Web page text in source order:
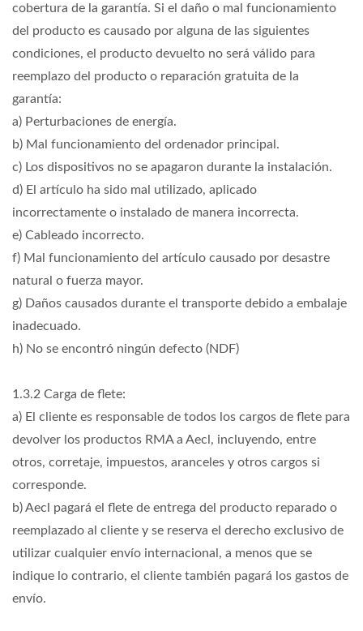
cobertura de la garantía. Si el daño o mal funcionamiento
del producto es causado por alguna de las siguientes
condiciones, el producto devuelto no será válido para
reemplazo del producto o reparación gratuita de la
garantía:
a) Perturbaciones de energía.
b) Mal funcionamiento del ordenador principal.
c) Los dispositivos no se apagaron durante la instalación.
d) El artículo ha sido mal utilizado, aplicado
incorrectamente o instalado de manera incorrecta.
e) Cableado incorrecto.
f) Mal funcionamiento del artículo causado por desastre
natural o fuerza mayor.
g) Daños causados durante el transporte debido a embalaje
inadecuado.
h) No se encontró ningún defecto (NDF)
1.3.2 Carga de flete:
a) El cliente es responsable de todos los cargos de flete para
devolver los productos RMA a Aecl, incluyendo, entre
otros, corretaje, impuestos, aranceles y otros cargos si
corresponde.
b) Aecl pagará el flete de entrega del producto reparado o
reemplazado al cliente y se reserva el derecho exclusivo de
utilizar cualquier envío internacional, a menos que se
indique lo contrario, el cliente también pagará los gastos de
envío.